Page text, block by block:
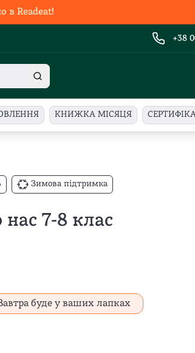
в Readeat!
+38
КНИЖКА МІСЯЦЯ
Зимова підтримка
7-8 клас
буде у ваших лапках